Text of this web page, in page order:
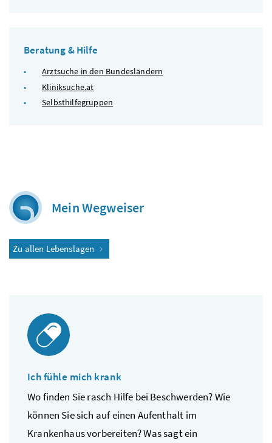
Beratung & Hilfe
Arztsuche in den Bundesländern
Kliniksuche.at
Selbsthilfegruppen
Mein Wegweiser
Zu allen Lebenslagen
Ich fühle mich krank
Wo finden Sie rasch Hilfe bei Beschwerden? Wie
können Sie sich auf einen Aufenthalt im
Krankenhaus vorbereiten? Was sagt ein